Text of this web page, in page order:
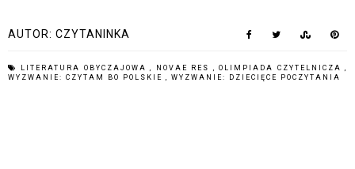
AUTOR: CZYTANINKA
LITERATURA OBYCZAJOWA NOVAE RES ,OLIMPIADA CZYTELNICZA
WYZWANIE: CZYTAM BO POLSKIE
WYZWANIE: DZIECIĘCE POCZYTANIA